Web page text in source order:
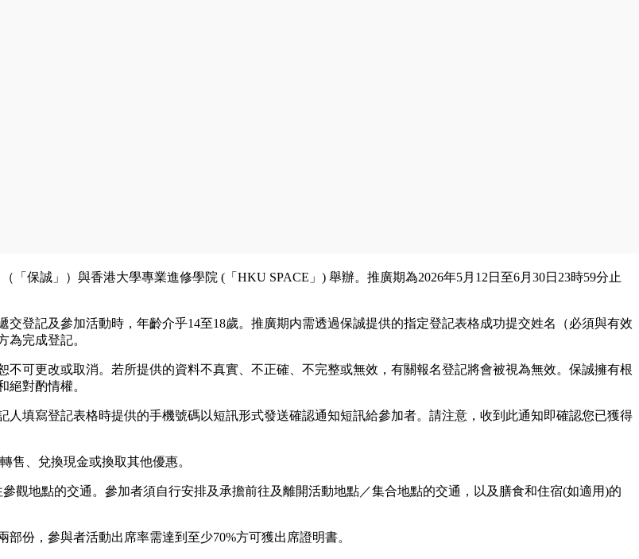
保誠」）與香港大學專業進修學院 (「HKU SPACE」) 舉辦。推廣期為2026年5月12日至6月30日23時59分止
登記及參加活動時，年齡介乎14至18歲。推廣期内需透過保誠提供的指定登記表格成功提交姓名（必須與有效
為完成登記。
可更改或取消。若所提供的資料不真實、不正確、不完整或無效，有關報名登記將會被視為無效。保誠擁有根
絕對酌情權。
填寫登記表格時提供的手機號碼以短訊形式發送確認通知短訊給參加者。請注意，收到此通知即確認您已獲得
售、兌換現金或換取其他優惠。
觀地點的交通。參加者須自行安排及承擔前往及離開活動地點／集合地點的交通，以及膳食和住宿(如適用)的
份，參與者活動出席率需達到至少70%方可獲出席證明書。